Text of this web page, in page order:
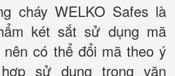
cháy WELKO Safes là
két sắt sử dụng mã
có thể đổi mã theo ý
sử dụng trong văn